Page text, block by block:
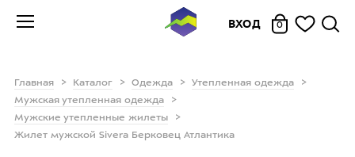
ВХОД 0
Главная Каталог Одежда
Утепленная одежда
Мужская утепленная одежда
Мужские утепленные жилеты
Жилет мужской Sivera Берковец Атлантика